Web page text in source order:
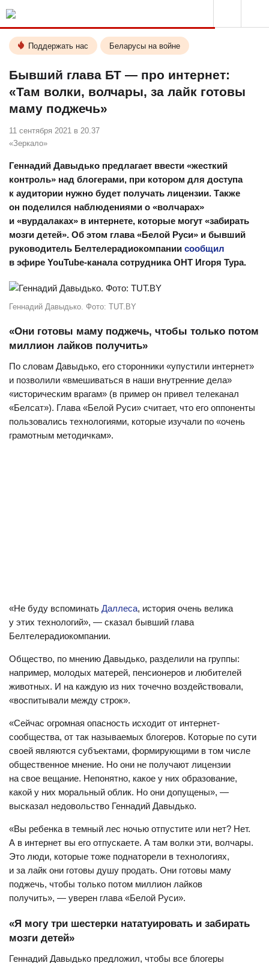
Поддержать нас Беларусы на войне
Бывший глава БТ — про интернет:
«Там волки, волчары, за лайк готовы
маму поджечь»
11 сентября 2021 в 20.37
«Зеркало»
Геннадий Давыдько предлагает ввести «жесткий
контроль» над блогерами, при котором для доступа
к аудитории нужно будет получать лицензии. Также
он поделился наблюдениями о «волчарах»
и «вурдалаках» в интернете, которые могут «забирать
мозги детей». Об этом глава «Белой Руси» и бывший
руководитель Белтелерадиокомпании сообщил
в эфире YouTube-канала сотрудника ОНТ Игоря Тура.
Геннадий Давыдько. Фото: TUT.BY
«Они готовы маму поджечь, чтобы только потом
миллион лайков получить»
По словам Давыдько, его сторонники «упустили интернет»
и позволили «вмешиваться в наши внутренние дела»
«историческим врагам» (в пример он привел телеканал
«Белсат»). Глава «Белой Руси» считает, что его оппоненты
пользовались технологиями, которые изучали по «очень
грамотным методичкам».
«Не буду вспоминать Даллеса, история очень велика
у этих технологий», — сказал бывший глава
Белтелерадиокомпании.
Общество, по мнению Давыдько, разделили на группы:
например, молодых матерей, пенсионеров и любителей
животных. И на каждую из них точечно воздействовали,
«воспитывали между строк».
«Сейчас огромная опасность исходит от интернет-
сообщества, от так называемых блогеров. Которые по сути
своей являются субъектами, формирующими в том числе
общественное мнение. Но они не получают лицензии
на свое вещание. Непонятно, какое у них образование,
какой у них моральный облик. Но они допущены», —
высказал недовольство Геннадий Давыдько.
«Вы ребенка в темный лес ночью отпустите или нет? Нет.
А в интернет вы его отпускаете. А там волки эти, волчары.
Это люди, которые тоже поднаторели в технологиях,
и за лайк они готовы душу продать. Они готовы маму
поджечь, чтобы только потом миллион лайков
получить», — уверен глава «Белой Руси».
«Я могу три шестерки нататуировать и забирать
мозги детей»
Геннадий Давыдько предложил, чтобы все блогеры